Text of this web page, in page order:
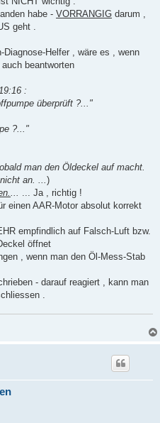
habe - VORRANGIG darum ,
geht .
Diagnose-Helfer , wäre es , wenn
beantworten
:
überprüft ?..."
?..."
man den Öldeckel auf macht.
an. ... )
... Ja , richtig !
einen AAR-Motor absolut korrekt
empfindlich auf Falsch-Luft bzw.
öffnet
, wenn man den Öl-Mess-Stab
- darauf reagiert , kann man
.